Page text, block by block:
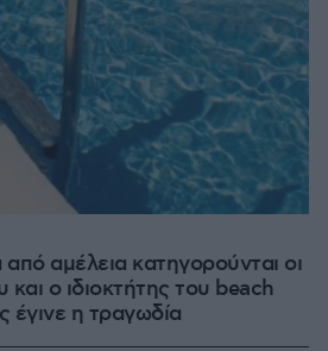
αμέλεια κατηγορούνται οι
ο ιδιοκτήτης του beach
η τραγωδία